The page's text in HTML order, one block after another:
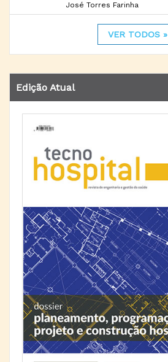
José Torres Farinha
VER TODOS »
Edição Atual